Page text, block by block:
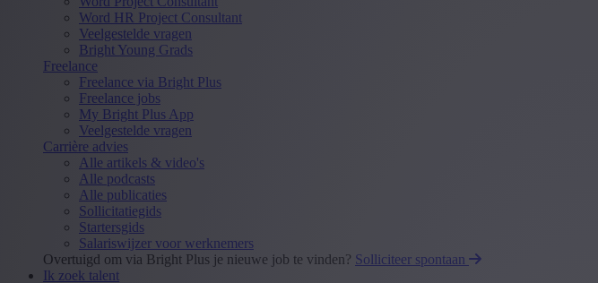
Word HR Project Consultant
Veelgestelde vragen
Bright Young Grads
Freelance
Freelance via Bright Plus
Freelance jobs
My Bright Plus App
Veelgestelde vragen
Carrière advies
Alle artikels & video's
Alle podcasts
Alle publicaties
Sollicitatiegids
Startersgids
Salariswijzer voor werknemers
Overtuigd om via Bright Plus je nieuwe job te vinden? Solliciteer spontaan
Ik zoek talent